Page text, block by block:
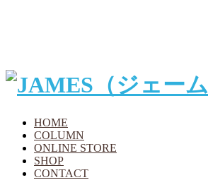
HOME
COLUMN
ONLINE STORE
SHOP
CONTACT